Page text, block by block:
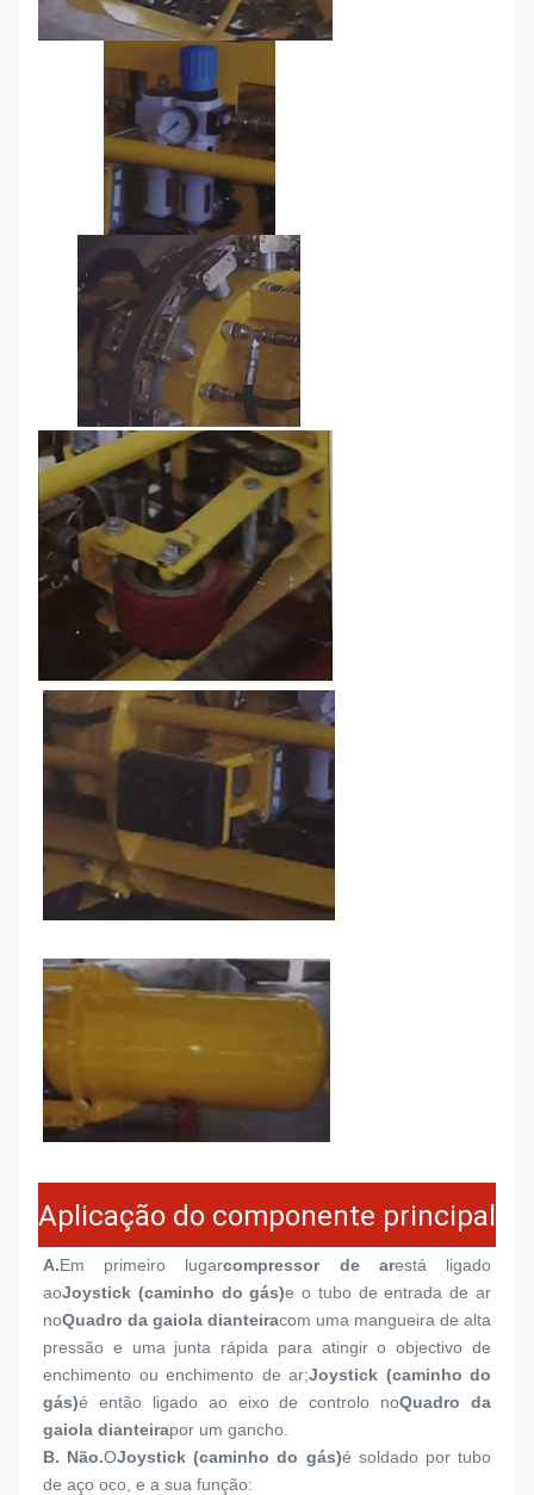
Aplicação do componente principal
A.Em primeiro lugarcompressor de arestá ligado
aoJoystick (caminho do gás)e o tubo de entrada de ar
noQuadro da gaiola dianteiracom uma mangueira de alta
pressão e uma junta rápida para atingir o objectivo de
enchimento ou enchimento de ar;Joystick (caminho do
gás)é então ligado ao eixo de controlo noQuadro da
gaiola dianteirapor um gancho.
B. Não.OJoystick (caminho do gás)é soldado por tubo
de aço oco, e a sua função: